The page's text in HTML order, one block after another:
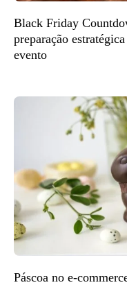
Black Friday
preparação
evento
Páscoa no e-